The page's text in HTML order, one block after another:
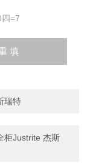
=7
瑞特
柜Justrite 杰斯